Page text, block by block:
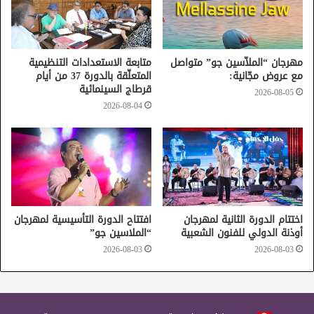
وتشهد هذه الدورة مشاركة العديد من الأصوات التونسية
المعروفة وهن الفنانتين نجاة عطية ونوال غشام، اللتين
ستشاركان في سهرتي تقديم عروض المسابقات يومي 9 و 10
مارس، فيما ستحيي الفنانة نبيهة كراولي حفل الاختتام.
مدينة الثقافة
مسرح أوبرا تونس
مهرجان الأغنية التونسية
مهرجان “الملاّسين جو” متواصل
مع عروض مجّانية:
2026-08-05
متابعة الاستعدادات التنظيمية
المتعلّقة بالدورة 37 من أيام
قرطاج السينمائية
2026-08-04
اختتام الدورة الثانية لمهرجان
أوذنة الدولي للفنون الشعبية
2026-08-03
افتتاح الدورة التأسيسية لمهرجان
“الملاسين جو”
2026-08-03